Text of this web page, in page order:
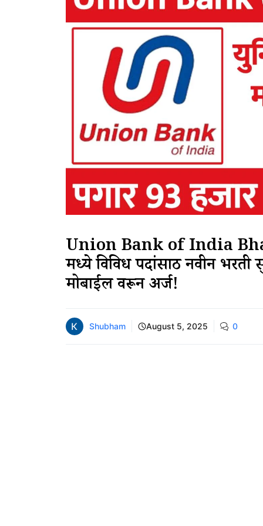
Union Bank of India
मध्ये विविध पदांसाठी नवीन
मोबाईल वरून अर्ज!
Shubham August 5, 2025 0